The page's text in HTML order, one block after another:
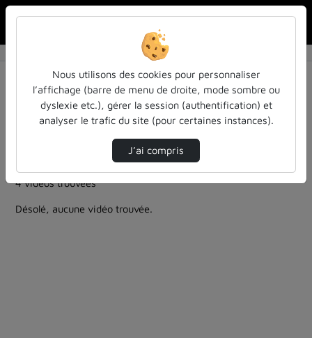
Résultats de la recherche
Filtres actifs (cliquer pour en retirer) :
Français
education
discrimination-et-gestion-de-legalite-et-de-la-diversite
4 vidéos trouvées
Désolé, aucune vidéo trouvée.
Nous utilisons des cookies pour personnaliser
l’affichage (barre de menu de droite, mode sombre ou
dyslexie etc.), gérer la session (authentification) et
analyser le trafic du site (pour certaines instances).
J’ai compris